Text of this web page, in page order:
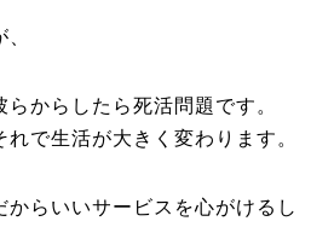
、
らからしたら死活問題です。
れで生活が大きく変わります。
からいいサービスを心がけるし